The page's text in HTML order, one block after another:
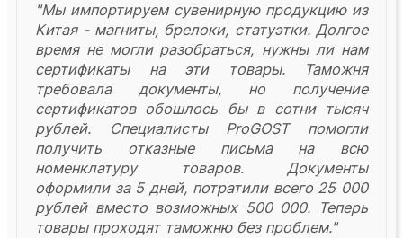
"Мы импортируем сувенирную продукцию из
Китая - магниты, брелоки, статуэтки. Долгое
время не могли разобраться, нужны ли нам
сертификаты на эти товары. Таможня
требовала документы, но получение
сертификатов обошлось бы в сотни тысяч
рублей. Специалисты ProGOST помогли
получить отказные письма на всю
номенклатуру товаров. Документы
оформили за 5 дней, потратили всего 25 000
рублей вместо возможных 500 000. Теперь
товары проходят таможню без проблем."